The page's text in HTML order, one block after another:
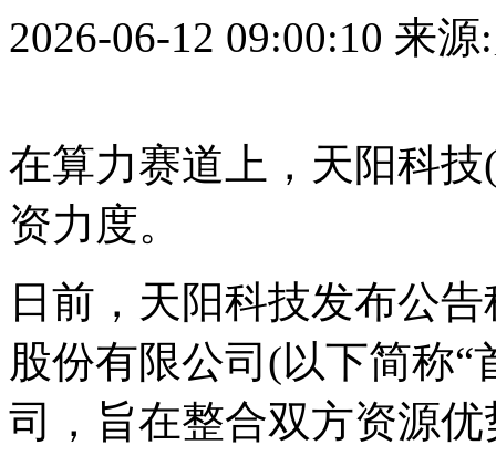
2026-06-12 09:00:10 来源
在算力赛道上，天阳科
资力度。
日前，天阳科技发布公
股份有限公司(以下简称
司，旨在整合双方资源